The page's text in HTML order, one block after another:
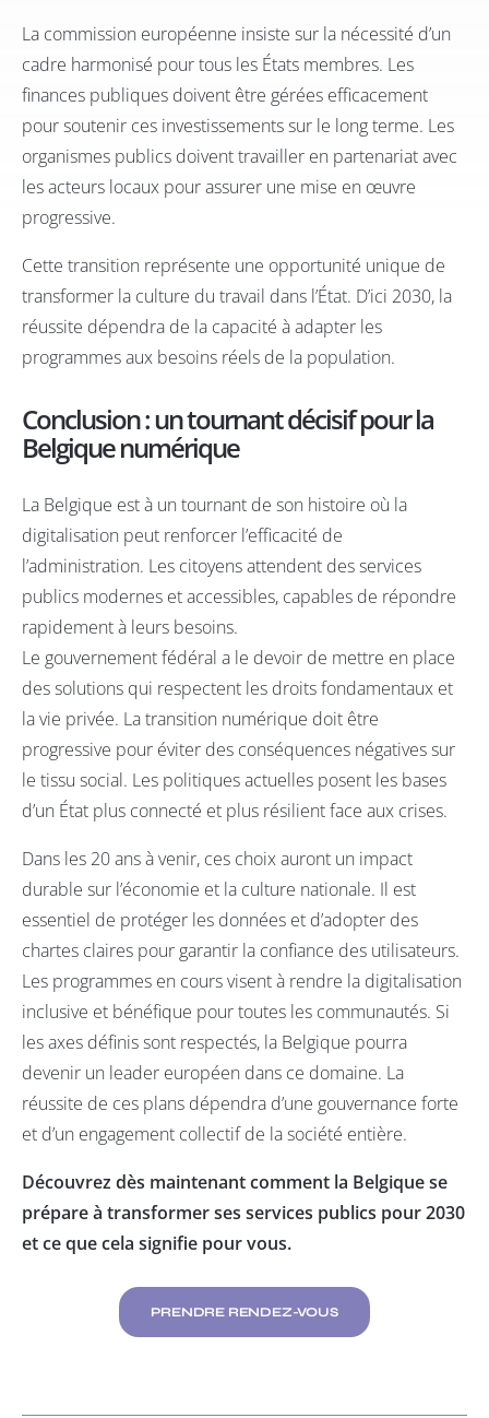
La commission européenne insiste sur la nécessité d’un
cadre harmonisé pour tous les États membres. Les
finances publiques doivent être gérées efficacement
pour soutenir ces investissements sur le long terme. Les
organismes publics doivent travailler en partenariat avec
les acteurs locaux pour assurer une mise en œuvre
progressive.
Cette transition représente une opportunité unique de
transformer la culture du travail dans l’État. D’ici 2030, la
réussite dépendra de la capacité à adapter les
programmes aux besoins réels de la population.
Conclusion : un tournant décisif pour la
Belgique numérique
La Belgique est à un tournant de son histoire où la
digitalisation peut renforcer l’efficacité de
l’administration. Les citoyens attendent des services
publics modernes et accessibles, capables de répondre
rapidement à leurs besoins.
Le gouvernement fédéral a le devoir de mettre en place
des solutions qui respectent les droits fondamentaux et
la vie privée. La transition numérique doit être
progressive pour éviter des conséquences négatives sur
le tissu social. Les politiques actuelles posent les bases
d’un État plus connecté et plus résilient face aux crises.
Dans les 20 ans à venir, ces choix auront un impact
durable sur l’économie et la culture nationale. Il est
essentiel de protéger les données et d’adopter des
chartes claires pour garantir la confiance des utilisateurs.
Les programmes en cours visent à rendre la digitalisation
inclusive et bénéfique pour toutes les communautés. Si
les axes définis sont respectés, la Belgique pourra
devenir un leader européen dans ce domaine. La
réussite de ces plans dépendra d’une gouvernance forte
et d’un engagement collectif de la société entière.
Découvrez dès maintenant comment la Belgique se
prépare à transformer ses services publics pour 2030
et ce que cela signifie pour vous.
PRENDRE RENDEZ-VOUS